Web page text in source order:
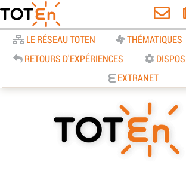
LE RÉSEAU TOTEN THÉMATIQUES
RETOURS D'EXPÉRIENCES
EXTRANET